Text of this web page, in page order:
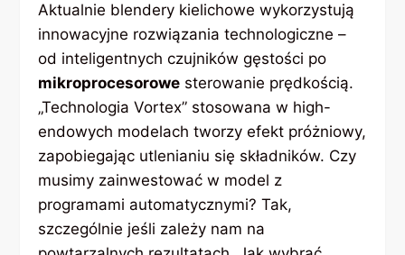
Aktualnie blendery kielichowe wykorzystują
innowacyjne rozwiązania technologiczne –
od inteligentnych czujników gęstości po
mikroprocesorowe sterowanie prędkością.
„Technologia Vortex” stosowana w high-
endowych modelach tworzy efekt próżniowy,
zapobiegając utlenianiu się składników. Czy
musimy zainwestować w model z
programami automatycznymi? Tak,
szczególnie jeśli zależy nam na